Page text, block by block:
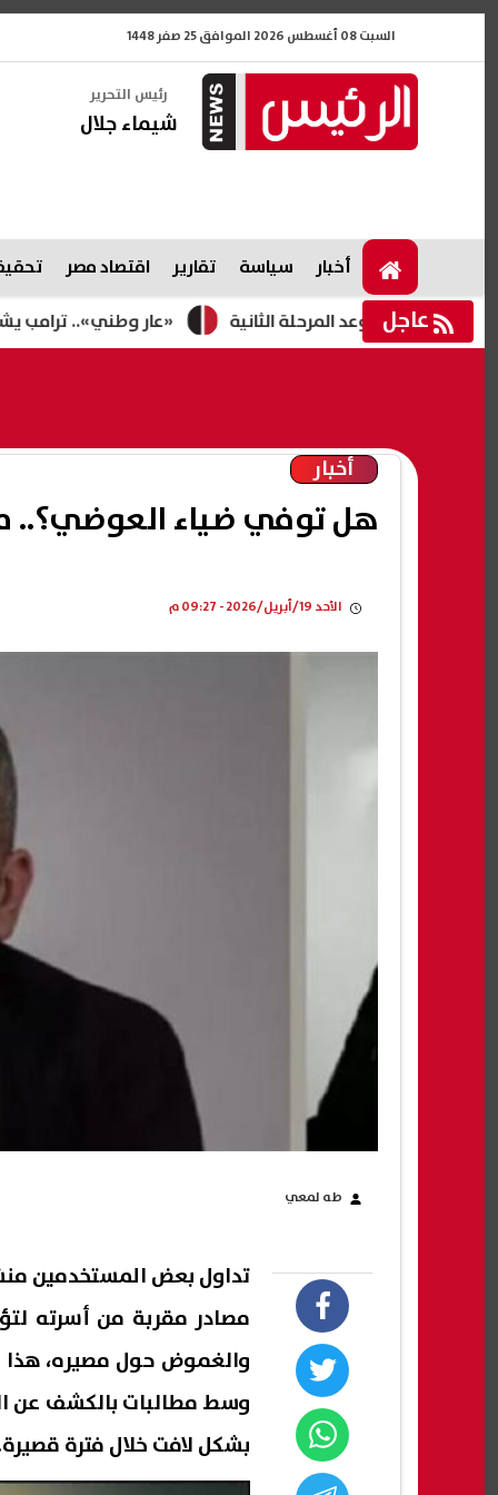
السبت 08 أغسطس 2026 الموافق 25 صفر 1448
رئيس التحرير
شيماء جلال
أخبار سياسة تقارير اقتصاد مصر
عاجل «عار وطني».. ترامب يشن هجومًا المرحلة الثانية
أخبار
هل توفي ضياء العوضي؟..
الأحد 19/أبريل/2026 - 09:27 م
طه لمعي
تداول بعض المستخدمين
مصادر مقربة من أسرته
والغموض حول مصيره، هذا
وسط مطالبات بالكشف عن
بشكل لافت خلال فترة